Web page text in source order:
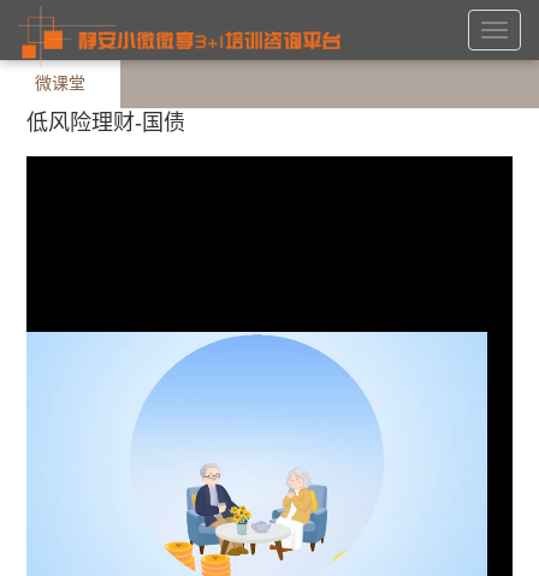
微课堂
低风险理财-国债